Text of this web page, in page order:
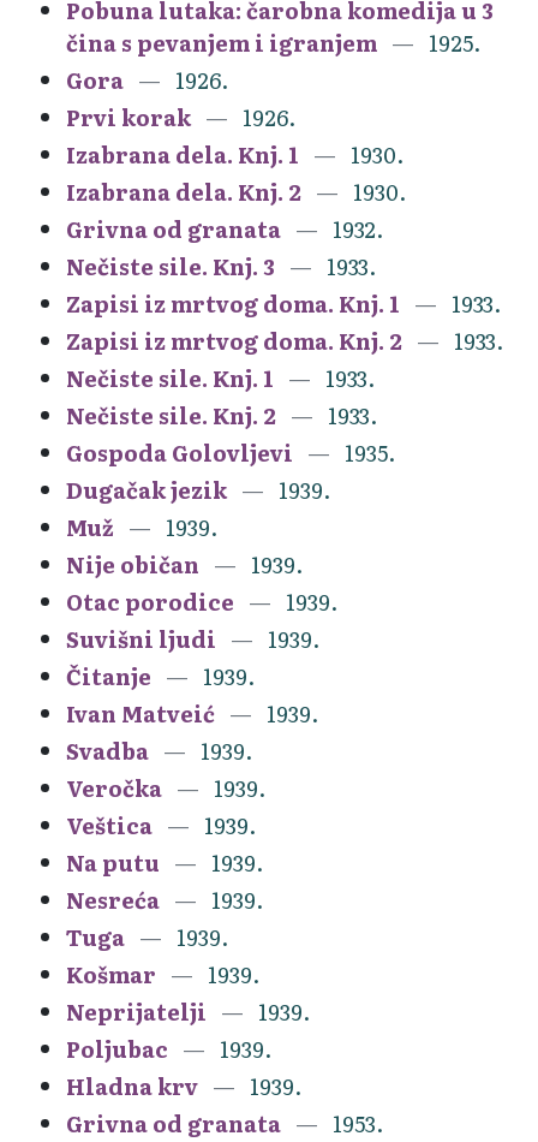
Pobuna lutaka: čarobna komedija u 3
čina s pevanjem i igranjem
1925.
Gora
1926.
Prvi korak
1926.
Izabrana dela. Knj. 1
1930.
Izabrana dela. Knj. 2
1930.
Grivna od granata
1932.
Nečiste sile. Knj. 3
1933.
Zapisi iz mrtvog doma. Knj. 1
1933.
Zapisi iz mrtvog doma. Knj. 2
1933.
Nečiste sile. Knj. 1
1933.
Nečiste sile. Knj. 2
1933.
Gospoda Golovljevi
1935.
Dugačak jezik
1939.
Muž
1939.
Nije običan
1939.
Otac porodice
1939.
Suvišni ljudi
1939.
Čitanje
1939.
Ivan Matveić
1939.
Svadba
1939.
Veročka
1939.
Veštica
1939.
Na putu
1939.
Nesreća
1939.
Tuga
1939.
Košmar
1939.
Neprijatelji
1939.
Poljubac
1939.
Hladna krv
1939.
Grivna od granata
1953.